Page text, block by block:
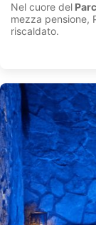
Nel cuore del
mezza pensione,
riscaldato.